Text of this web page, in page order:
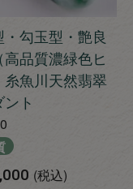
・勾玉型・艶良
高品質濃緑色ヒ
糸魚川天然翡翠
ト
税込